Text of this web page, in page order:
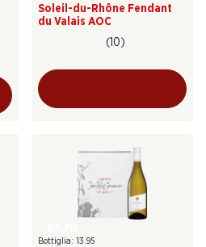
Soleil-du-Rhône Fendant
du Valais AOC
(10)
Bottiglia: 13.95